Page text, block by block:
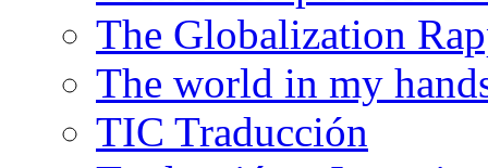
The Globalization
The world in my
TIC Traducción